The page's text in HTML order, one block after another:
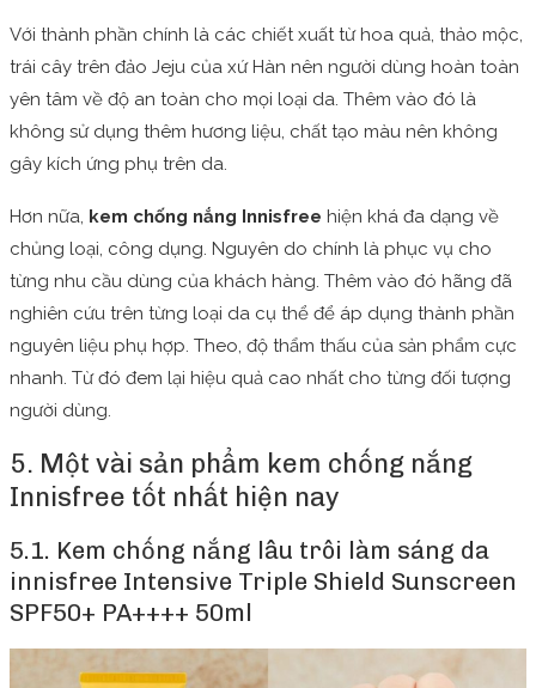
Với thành phần chính là các chiết xuất từ hoa quả, thảo mộc,
trái cây trên đảo Jeju của xứ Hàn nên người dùng hoàn toàn
yên tâm về độ an toàn cho mọi loại da. Thêm vào đó là
không sử dụng thêm hương liệu, chất tạo màu nên không
gây kích ứng phụ trên da.
Hơn nữa, kem chống nắng Innisfree hiện khá đa dạng về
chủng loại, công dụng. Nguyên do chính là phục vụ cho
từng nhu cầu dùng của khách hàng. Thêm vào đó hãng đã
nghiên cứu trên từng loại da cụ thể để áp dụng thành phần
nguyên liệu phụ hợp. Theo, độ thẩm thấu của sản phẩm cực
nhanh. Từ đó đem lại hiệu quả cao nhất cho từng đối tượng
người dùng.
5. Một vài sản phẩm kem chống nắng
Innisfree tốt nhất hiện nay
5.1. Kem chống nắng lâu trôi làm sáng da
innisfree Intensive Triple Shield Sunscreen
SPF50+ PA++++ 50ml